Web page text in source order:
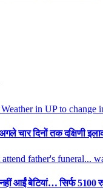
चार दिनों तक दक्षिणी
आईं बेटियां… सिर्फ 5100